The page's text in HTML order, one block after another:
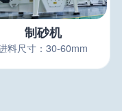
制砂机
料尺寸：30-60mm